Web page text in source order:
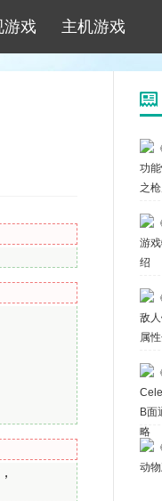
游戏 主机游戏